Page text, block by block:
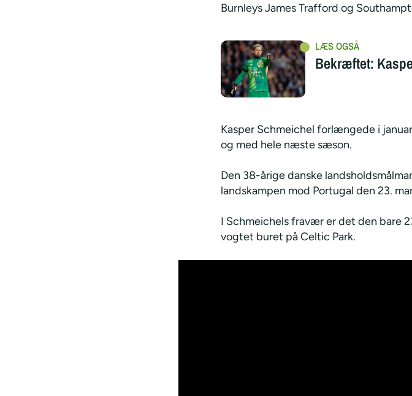
Burnleys James Trafford og
Bekræftet:
Kasper Schmeichel forlængede i
og med hele næste sæson.
Den 38-årige danske
landskampen mod Portugal den 23.
I Schmeichels fravær er det den bare
vogtet buret på Celtic Park.